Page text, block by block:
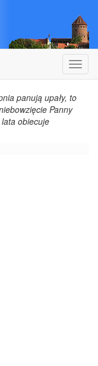
panują upały, to
Panny
obiecuje